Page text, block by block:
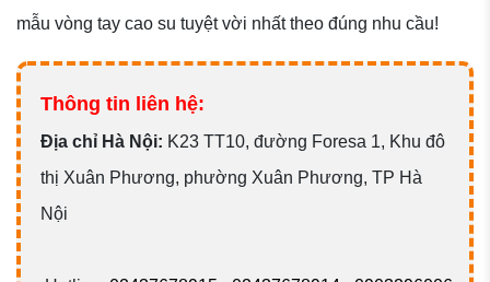
mẫu vòng tay cao su tuyệt vời nhất theo đúng nhu cầu!
Thông tin liên hệ:
Địa chỉ Hà Nội: K23 TT10, đường Foresa 1, Khu đô
thị Xuân Phương, phường Xuân Phương, TP Hà
Nội